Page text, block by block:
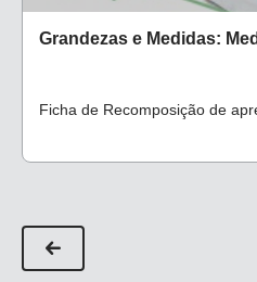
Grandezas e Medidas:
Ficha de Recomposição de